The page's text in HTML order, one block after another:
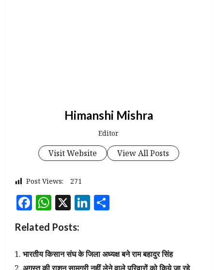
Himanshi Mishra
Editor
Visit Website View All Posts
Post Views: 271
Facebook
WhatsApp
X LinkedIn
Related Posts:
भारतीय किसान संघ के जिला अध्यक्ष बने राम बहादुर सिंह
अगस्त की राशन सामग्री नहीं लेने वाले परिवारों को किये जा रहे